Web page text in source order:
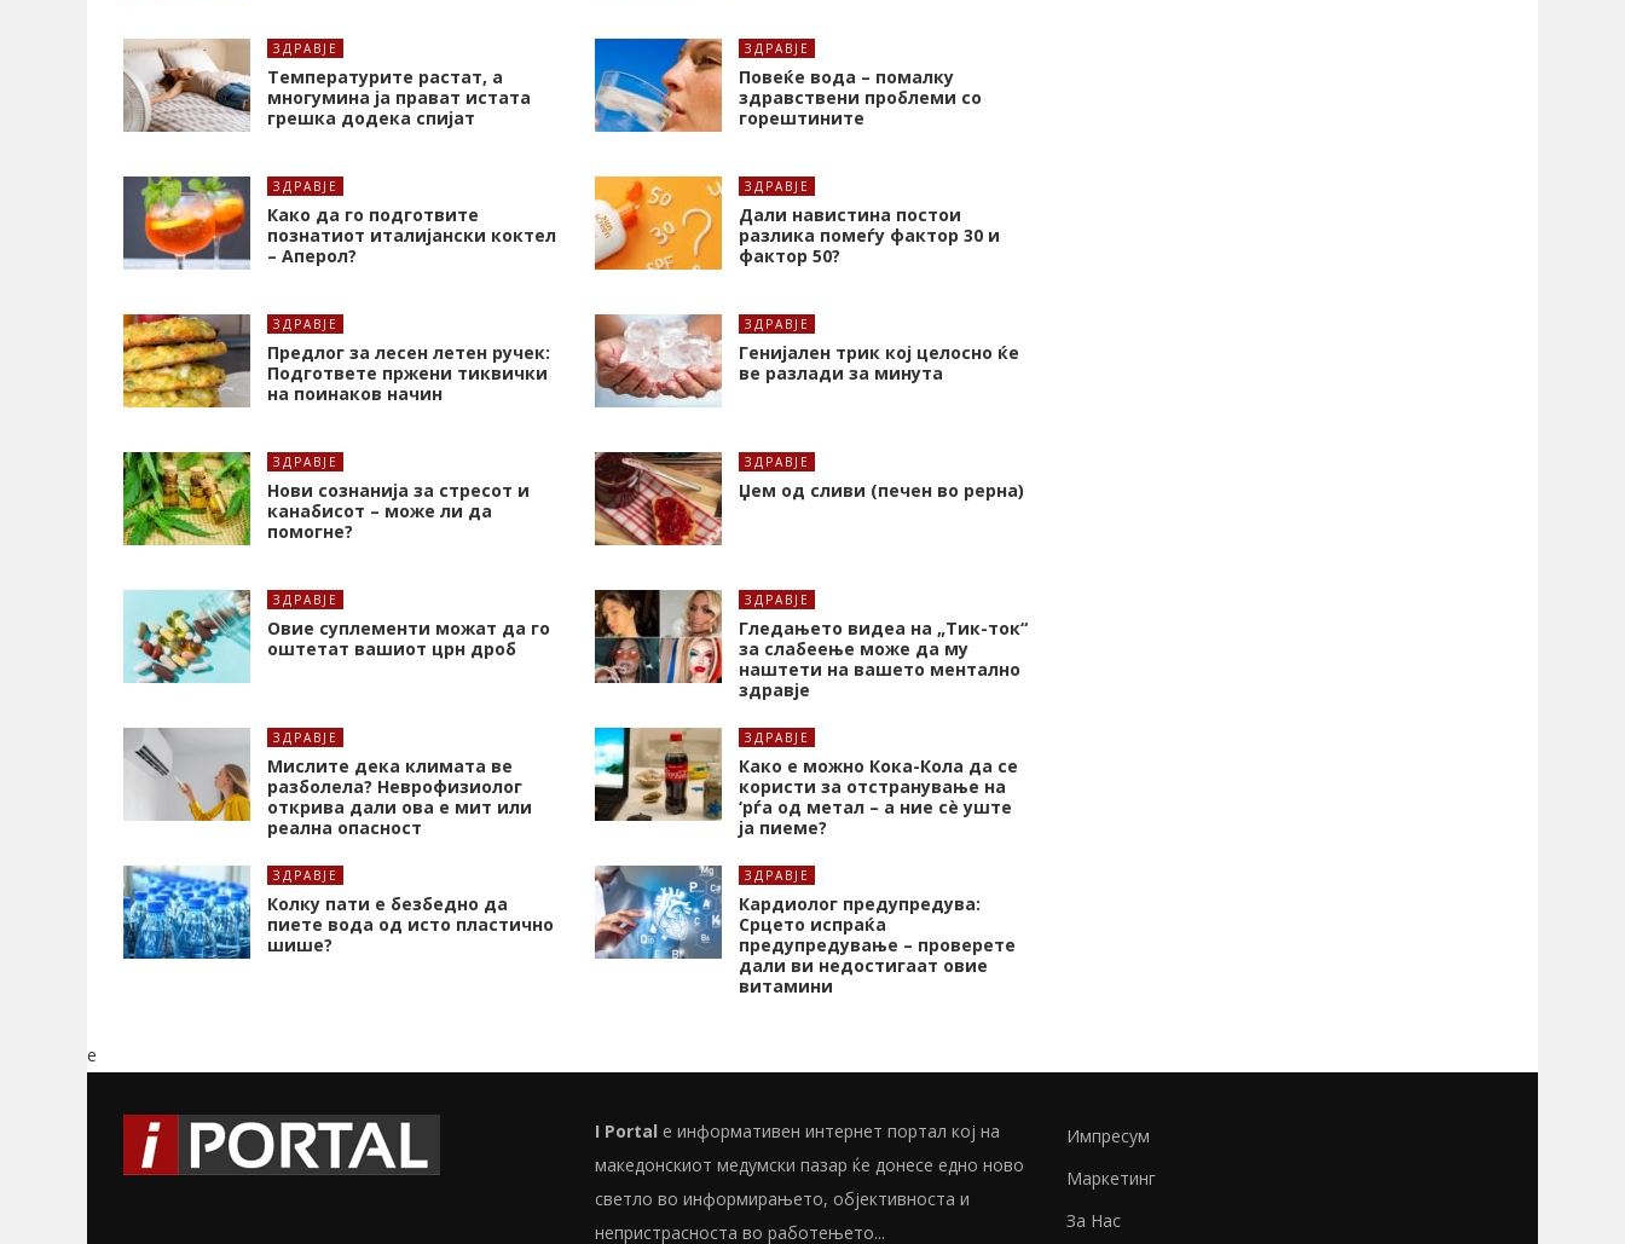
ЗДРАВЈЕ
Температурите растат, а
многумина ја прават истата
грешка додека спијат
ЗДРАВЈЕ
Повеќе вода – помалку
здравствени проблеми со
горештините
ЗДРАВЈЕ
Како да го подготвите
познатиот италијански коктел
– Аперол?
ЗДРАВЈЕ
Дали навистина постои
разлика помеѓу фактор 30 и
фактор 50?
ЗДРАВЈЕ
Предлог за лесен летен ручек:
Подгответе пржени тиквички
на поинаков начин
ЗДРАВЈЕ
Генијален трик кој целосно ќе
ве разлади за минута
ЗДРАВЈЕ
Нови сознанија за стресот и
канабисот – може ли да
помогне?
ЗДРАВЈЕ
Џем од сливи (печен во рерна)
ЗДРАВЈЕ
Oвие суплементи можат да го
оштетат вашиот црн дроб
ЗДРАВЈЕ
Гледањето видеа на „Тик-ток“
за слабеење може да му
наштети на вашето ментално
здравје
ЗДРАВЈЕ
Мислите дека климата ве
разболела? Неврофизиолог
открива дали ова е мит или
реална опасност
ЗДРАВЈЕ
Како е можно Кока-Кола да се
користи за отстранување на
‘рѓа од метал – а ние сè уште
ја пиеме?
ЗДРАВЈЕ
Колку пати е безбедно да
пиете вода од исто пластично
шише?
ЗДРАВЈЕ
Кардиолог предупредува:
Срцето испраќа
предупредување – проверете
дали ви недостигаат овие
витамини
e
I Portal е информативен интернет портал кој на
македонскиот медумски пазар ќе донесе едно ново
светло во информирањето, објективноста и
непристрасноста во работењето...
Импресум
Маркетинг
За Нас